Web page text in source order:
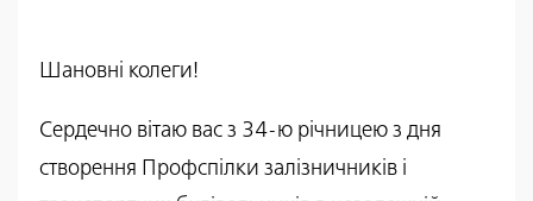
Шановні колеги!
Сердечно вітаю вас з 34-ю річницею з дня
створення Профспілки залізничників і